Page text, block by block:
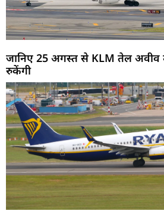
जानिए 25 अगस्त से KLM तेल अवीव
रुकेंगी